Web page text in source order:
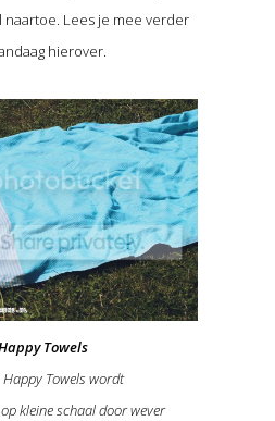
Lees je mee verder
hierover.
Towels
Towels wordt
kleine schaal door wever